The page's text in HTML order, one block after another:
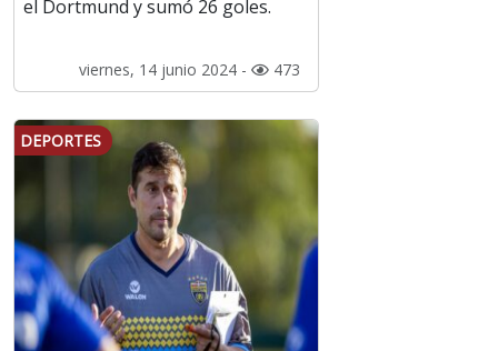
el Dortmund y sumó 26 goles.
viernes, 14 junio 2024 - 473
DEPORTES